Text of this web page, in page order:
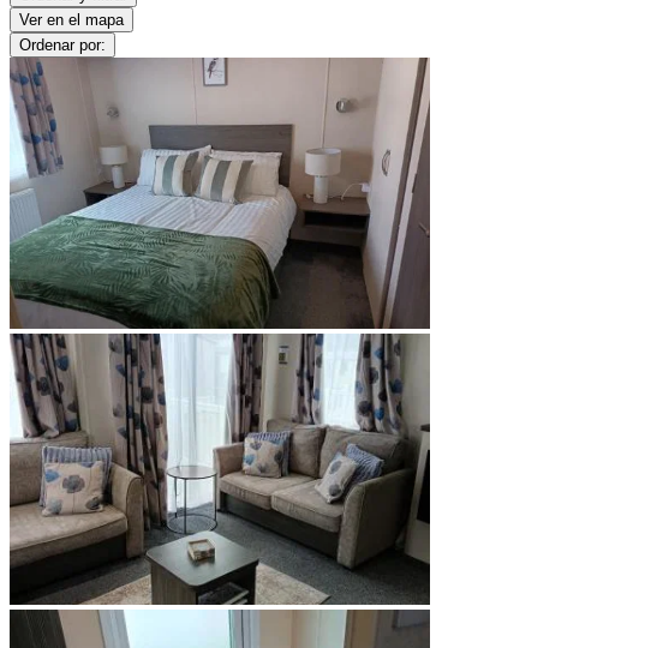
Ver en el mapa
Ordenar por: